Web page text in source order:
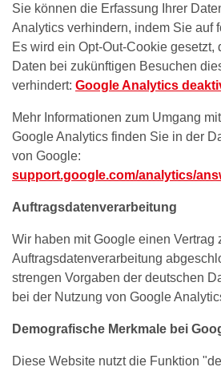
Sie können die Erfassung Ihrer
Analytics verhindern, indem Sie auf
Es wird ein Opt-Out-Cookie gesetzt,
Daten bei zukünftigen Besuchen
verhindert: Google Analytics
Mehr Informationen zum Umgang
Google Analytics finden Sie in der
von Google:
support.google.com/analytics/
Auftragsdatenverarbeitung
Wir haben mit Google einen Vertrag
Auftragsdatenverarbeitung
strengen Vorgaben der deutschen
bei der Nutzung von Google
Demografische Merkmale bei
Diese Website nutzt die Funktion